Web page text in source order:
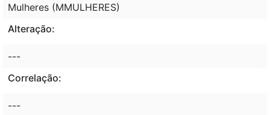
Mulheres (MMULHERES)
Alteração:
---
Correlação:
---